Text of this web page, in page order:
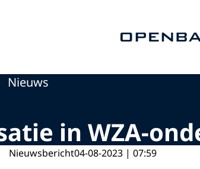
Nieuws
in WZA-
Nieuwsbericht04-08-2023 | 07:59